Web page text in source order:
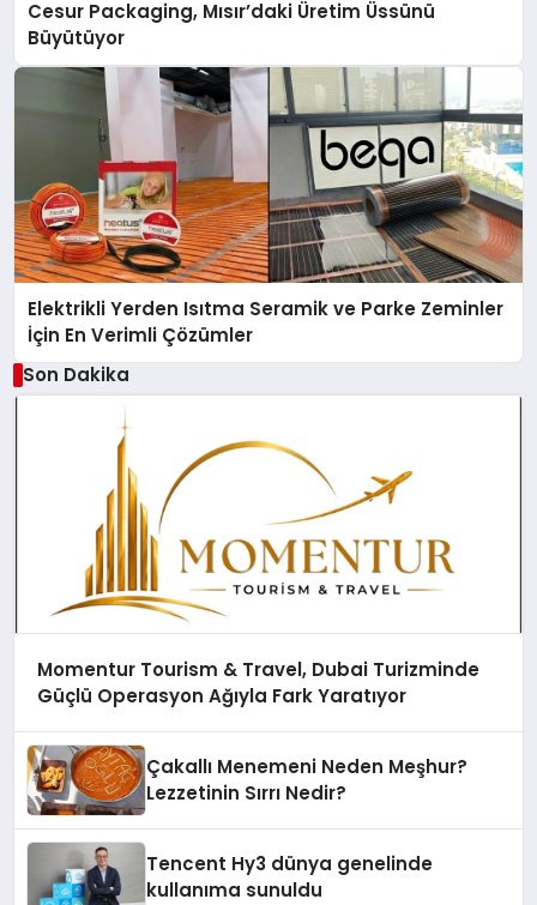
Cesur Packaging, Mısır’daki Üretim Üssünü
Büyütüyor
Elektrikli Yerden Isıtma Seramik ve Parke Zeminler
İçin En Verimli Çözümler
Son Dakika
Momentur Tourism & Travel, Dubai Turizminde
Güçlü Operasyon Ağıyla Fark Yaratıyor
Çakallı Menemeni Neden Meşhur?
Lezzetinin Sırrı Nedir?
Tencent Hy3 dünya genelinde
kullanıma sunuldu